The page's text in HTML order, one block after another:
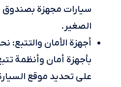
سيارات مجهزة بصندوق
الصغير.
أجهزة الأمان والتتبع:
بأجهزة أمان وأنظمة
على تحديد موقع